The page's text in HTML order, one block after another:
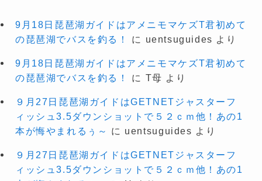
9月18日琵琶湖ガイドはアメニモマケズT君初めて
の琵琶湖でバスを釣る！
に uentsuguides より
9月18日琵琶湖ガイドはアメニモマケズT君初めて
の琵琶湖でバスを釣る！
に T母 より
９月27日琵琶湖ガイドはGETNETジャスターフ
ィッシュ3.5ダウンショットで５２ｃｍ他！あの1
本が悔やまれるぅ～
に uentsuguides より
９月27日琵琶湖ガイドはGETNETジャスターフ
ィッシュ3.5ダウンショットで５２ｃｍ他！あの1